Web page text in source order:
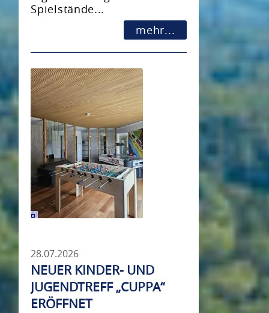
Spielstände...
mehr...
28.07.2026
NEUER KINDER- UND
JUGENDTREFF „CUPPA“
ERÖFFNET